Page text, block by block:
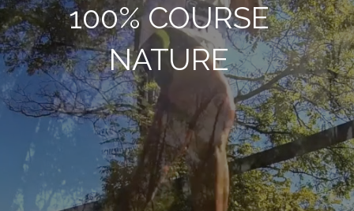
100% COURSE
NATURE